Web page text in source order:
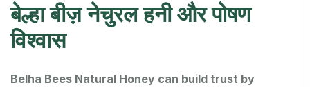
बेल्हा बीज़ नेचुरल हनी और पोषण
विश्वास
Belha Bees Natural Honey can build trust by